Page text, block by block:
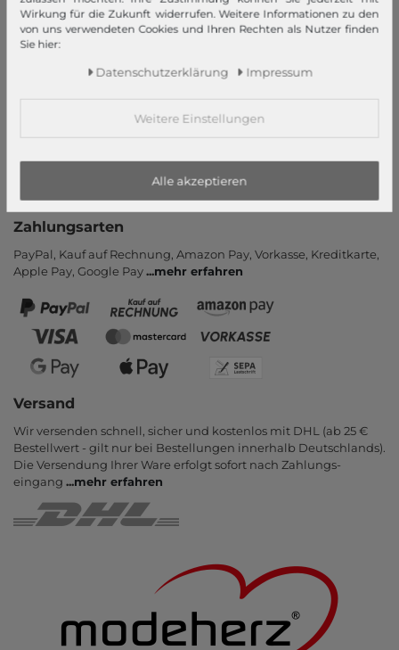
Informationen
Kontakt
Rücksendung
Newsletter
Zahlungsarten
PayPal, Kauf auf Rechnung, Amazon Pay, Vor­kasse, Kredit­karte,
Apple Pay, Google Pay...mehr erfahren
Versand
Wir versenden schnell, sicher und kostenlos mit DHL (ab 25 €
Bestell­wert - gilt nur bei Bestel­lungen inner­halb Deutsch­lands).
Die Ver­sendung Ihrer Ware er­folgt sofort nach Zahlungs­
eingang ...mehr erfahren
Wirkung für die Zukunft widerrufen. Weitere Informationen zu den
von uns verwendeten Cookies und Ihren Rechten als Nutzer finden
Sie hier:
Daten­schutz­erklärung Impressum
Weitere Einstellungen
Alle akzeptieren